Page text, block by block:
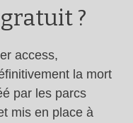
?
access,
la mort
par les parcs
mis en place à